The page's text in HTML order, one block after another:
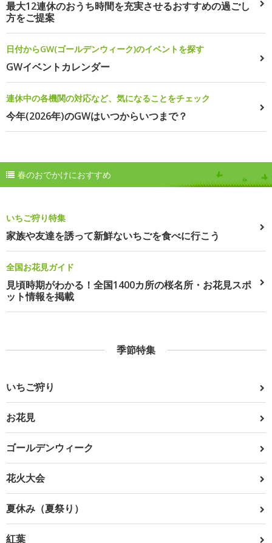
最大12連休のおうち時間を充実させるおすすめの過ごし
方をご提案
日付からGW(ゴールデンウィーク)のイベントを探す
GWイベントカレンダー
連休中の各機関の対応など、気になることをチェック
今年(2026年)のGWはいつからいつまで？
春のおでかけにおすすめ
いちご狩り特集
家族や友達を誘って新鮮ないちごを食べに行こう
全国お花見ガイド
見頃時期がわかる！全国1400カ所の桜名所・お花見スポ
ット情報を掲載
季節特集
いちご狩り
お花見
ゴールデンウィーク
花火大会
夏休み（夏祭り）
紅葉